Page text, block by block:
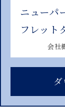
ニューパ
フレット
会社